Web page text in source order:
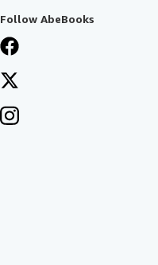
Follow AbeBooks